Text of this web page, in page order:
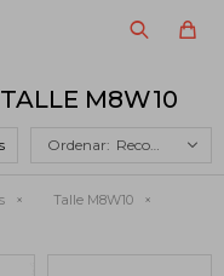
M8W10
Recomendados
Talle M8W10